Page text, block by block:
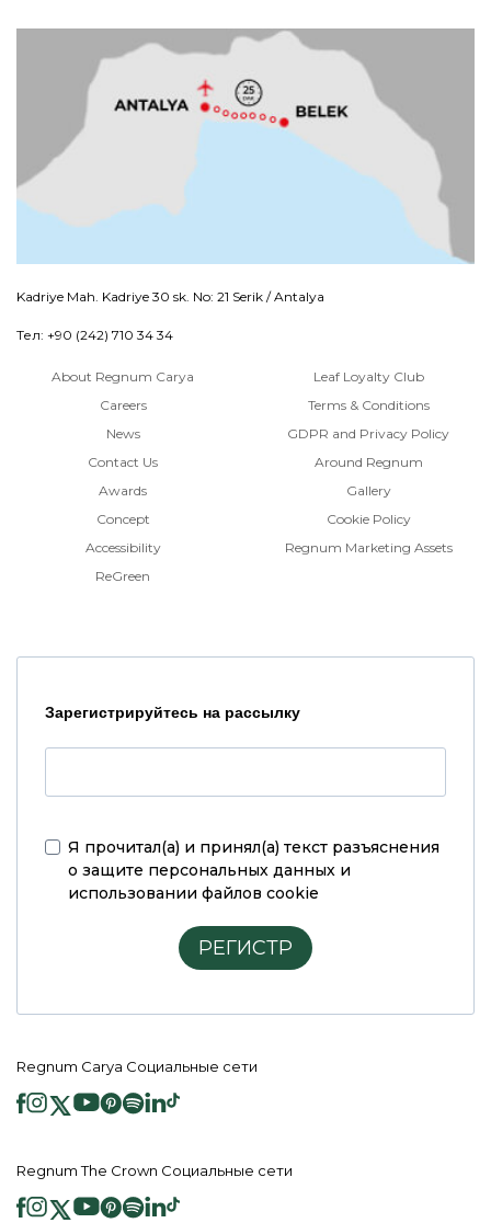
Kadriye Mah. Kadriye 30 sk. No: 21 Serik / Antalya
Тел: +90 (242) 710 34 34
About Regnum Carya
Careers
News
Contact Us
Awards
Concept
Accessibility
ReGreen
Leaf Loyalty Club
Terms & Conditions
GDPR and Privacy Policy
Around Regnum
Gallery
Cookie Policy
Regnum Marketing Assets
Зарегистрируйтесь на рассылку
Я прочитал(а) и принял(а) текст разъяснения
о защите персональных данных и
использовании файлов cookie
РЕГИСТР
Regnum Carya Социальные сети
Regnum The Crown Социальные сети